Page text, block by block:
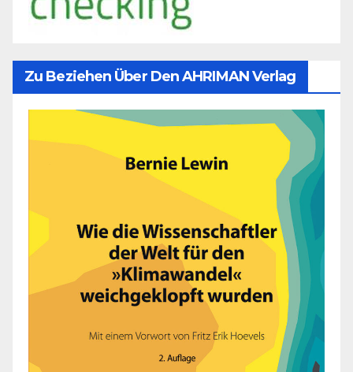
Zu Beziehen Über Den AHRIMAN Verlag